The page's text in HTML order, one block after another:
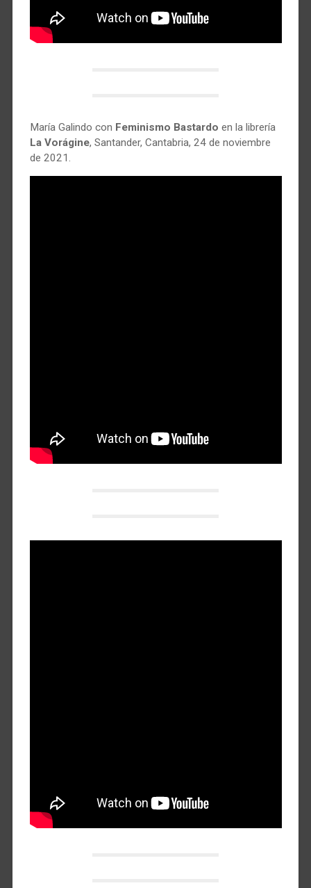
María Galindo con Feminismo Bastardo en la librería
La Vorágine, Santander, Cantabria, 24 de noviembre
de 2021.